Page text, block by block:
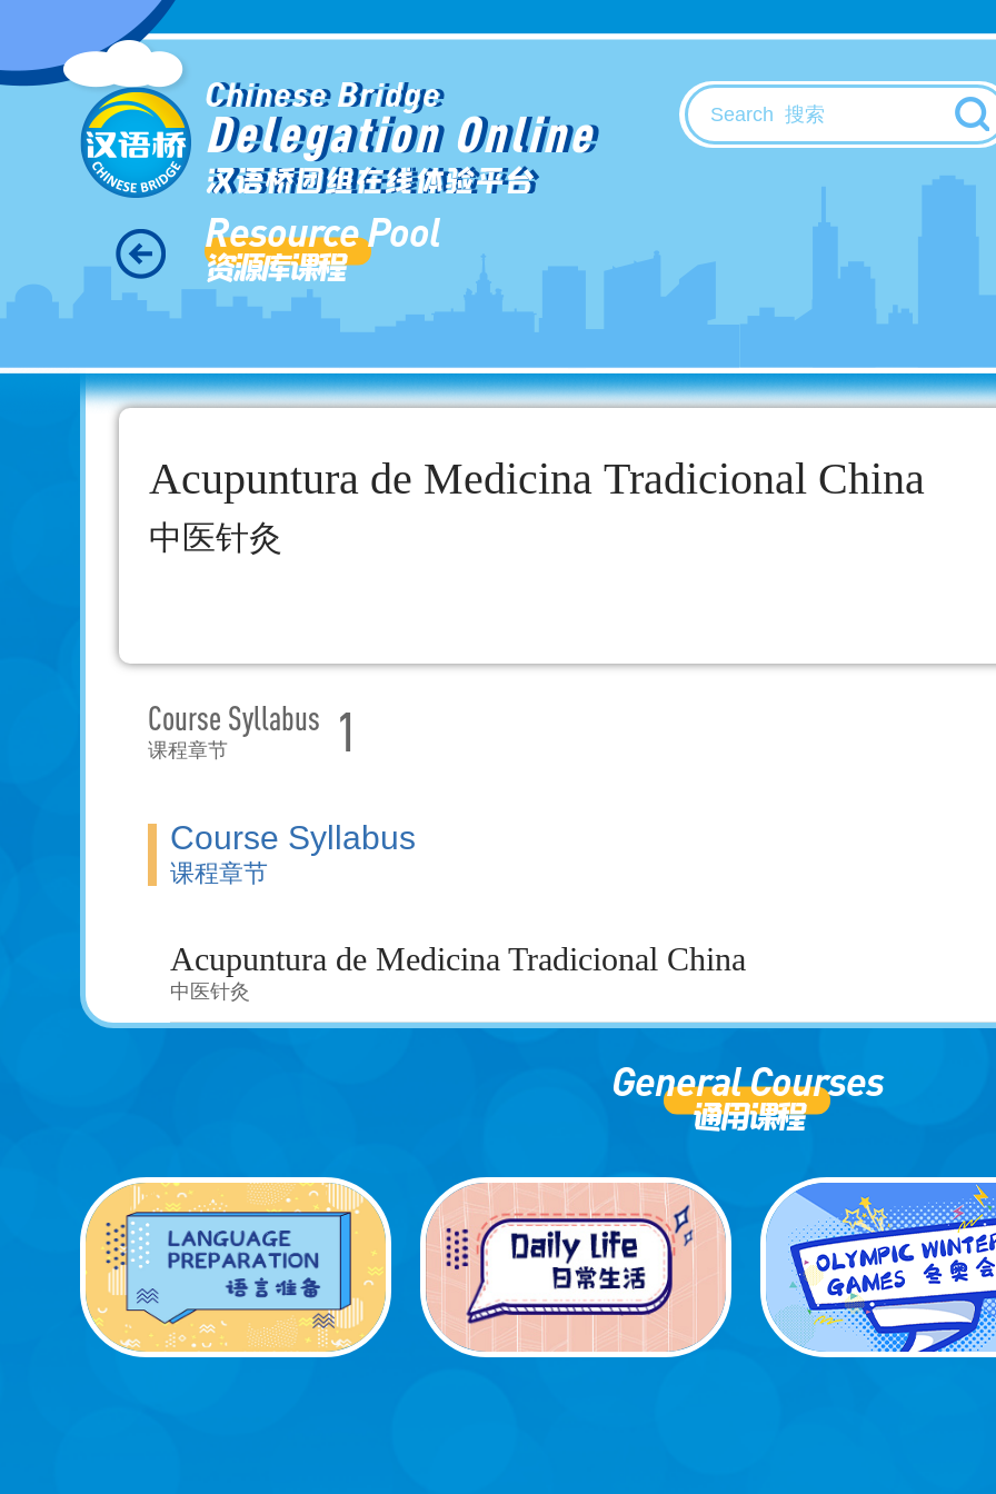
Chinese Bridge
Delegation Online
汉语桥团组在线体验平台
Resource Pool
资源库课程
Acupuntura de Medicina Tradicional China
中医针灸
Course Syllabus
课程章节 1
Course Syllabus
课程章节
Acupuntura de Medicina Tradicional China
中医针灸
General Courses
通用课程